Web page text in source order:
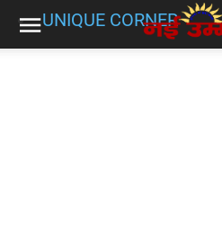
UNIQUE CORNER